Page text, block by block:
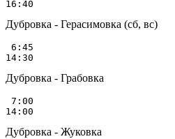
Дубровка - Герасимовка (сб, вс)
6:45
Дубровка - Грабовка
7:00
Дубровка - Жуковка